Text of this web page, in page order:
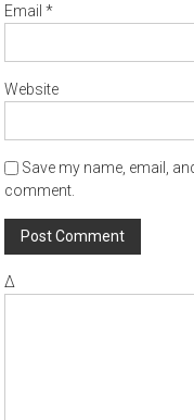
Email*
Website
Save my name, email,
comment.
Δ